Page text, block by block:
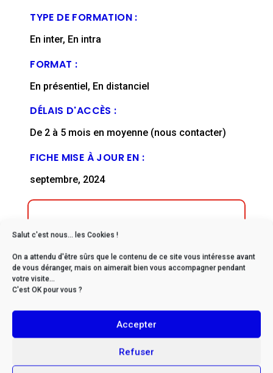
Salut c'est nous... les Cookies !
On a attendu d'être sûrs que le contenu de ce site vous intéresse avant
de vous déranger, mais on aimerait bien vous accompagner pendant
votre visite...
C'est OK pour vous ?
Accepter
Refuser
TYPE DE FORMATION :
En inter, En intra
FORMAT :
En présentiel, En distanciel
DÉLAIS D'ACCÈS :
De 2 à 5 mois en moyenne (nous contacter)
FICHE MISE À JOUR EN :
septembre, 2024
* Si vous êtes en situation
de handicap, veuillez nous
contacter afin d’envisager
d’adaptation